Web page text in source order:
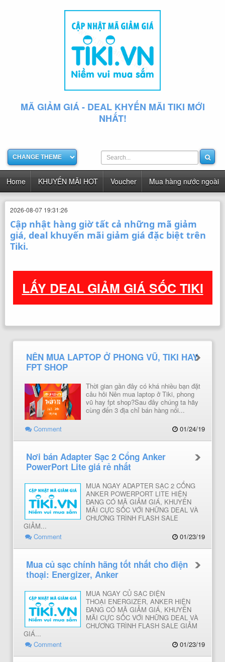
MÃ GIẢM GIÁ - DEAL KHYẾN MÃI TIKI MỚI
NHẤT!
Home KHUYẾN MÃI HOT Voucher Mua hàng nước ngoài
2026-08-07 19:31:26
Cập nhật hàng giờ tất cả những mã giảm
giá, deal khuyến mãi giảm giá đặc biệt trên
Tiki.
LẤY DEAL GIẢM GIÁ SỐC TIKI
NÊN MUA LAPTOP Ở PHONG VŨ, TIKI HAY
FPT SHOP
Thời gian gần đây có khá nhiều bạn đặt
câu hỏi Nên mua laptop ở Tiki, phong
vũ hay fpt shop?Sau đây chúng ta hãy
cùng đến 3 địa chỉ bán hàng nổi...
Comment
01/24/19
Nơi bán Adapter Sạc 2 Cổng Anker
PowerPort Lite giá rẻ nhất
MUA NGAY ADAPTER SẠC 2 CỔNG
ANKER POWERPORT LITE HIỆN
ĐANG CÓ MÃ GIẢM GIÁ, KHUYẾN
MÃI CỰC SỐC VỚI NHỮNG DEAL VÀ
CHƯƠNG TRÌNH FLASH SALE
GIẢM...
Comment
01/23/19
Mua củ sạc chính hãng tốt nhất cho điện
thoại: Energizer, Anker
MUA NGAY CỦ SẠC ĐIỆN
THOẠI ENERGIZER, ANKER HIỆN
ĐANG CÓ MÃ GIẢM GIÁ, KHUYẾN
MÃI CỰC SỐC VỚI NHỮNG DEAL VÀ
CHƯƠNG TRÌNH FLASH SALE GIẢM
GIÁ...
Comment
01/23/19